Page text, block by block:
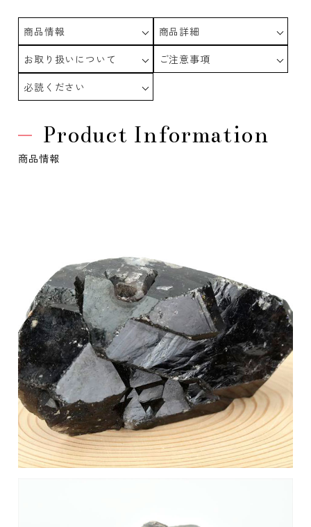
商品情報
商品詳細
お取り扱いについて
ご注意事項
必読ください
Product Information
商品情報